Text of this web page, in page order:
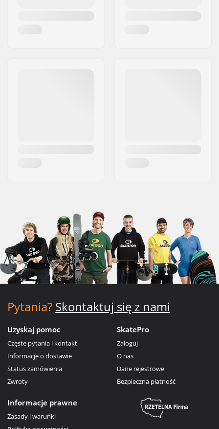
Pytania? Skontaktuj się z nami
Uzyskaj pomoc
Częste pytania i kontakt
Informacje o dostawie
Status zamówienia
Zwroty
SkatePro
Zaloguj
O nas
Dane rejestrowe
Bezpieczna płatność
Informacje prawne
Zasady i warunki